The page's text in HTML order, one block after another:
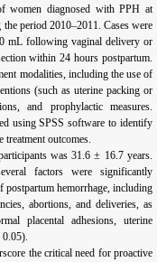
of women diagnosed with PPH at
the period 2010–2011. Cases were
mL following vaginal delivery or
within 24 hours postpartum.
modalities, including the use of
(such as uterine packing or
and prophylactic measures.
using SPSS software to identify
treatment outcomes.
participants was 31.6 ± 16.7 years.
factors were significantly
postpartum hemorrhage, including
abortions, and deliveries, as
placental adhesions, uterine
0.05).
the critical need for proactive